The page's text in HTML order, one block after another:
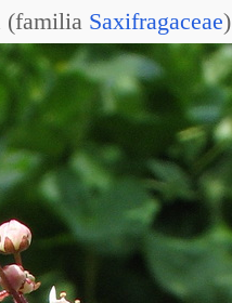
(familia Saxifragaceae)